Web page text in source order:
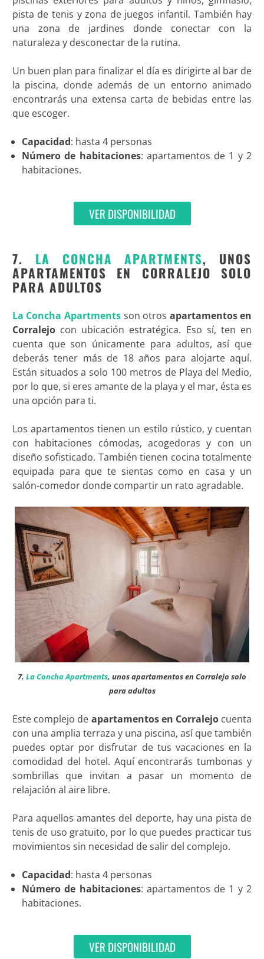
pista de tenis y zona de juegos infantil. También hay
una zona de jardines donde conectar con la
naturaleza y desconectar de la rutina.
Un buen plan para finalizar el día es dirigirte al bar de
la piscina, donde además de un entorno animado
encontrarás una extensa carta de bebidas entre las
que escoger.
Capacidad: hasta 4 personas
Número de habitaciones: apartamentos de 1 y 2
habitaciones.
VER DISPONIBILIDAD
7. LA CONCHA APARTMENTS, UNOS
APARTAMENTOS EN CORRALEJO SOLO
PARA ADULTOS
La Concha Apartmentsson otros apartamentos en
Corralejocon ubicación estratégica. Eso sí, ten en
cuenta que son únicamente para adultos, así que
deberás tener más de 18 años para alojarte aquí.
Están situados a solo 100 metros de Playa del Medio,
por lo que, si eres amante de la playa y el mar, ésta es
una opción para ti.
Los apartamentos tienen un estilo rústico, y cuentan
con habitaciones cómodas, acogedoras y con un
diseño sofisticado. También tienen cocina totalmente
equipada para que te sientas como en casa y un
salón-comedor donde compartir un rato agradable.
7. La Concha Apartments, unos apartamentos en Corralejo solo
para adultos
Este complejo de apartamentos en Corralejocuenta
con una amplia terraza y una piscina, así que también
puedes optar por disfrutar de tus vacaciones en la
comodidad del hotel. Aquí encontrarás tumbonas y
sombrillas que invitan a pasar un momento de
relajación al aire libre.
Para aquellos amantes del deporte, hay una pista de
tenis de uso gratuito, por lo que puedes practicar tus
movimientos sin necesidad de salir del complejo.
Capacidad: hasta 4 personas
Número de habitaciones: apartamentos de 1 y 2
habitaciones.
VER DISPONIBILIDAD